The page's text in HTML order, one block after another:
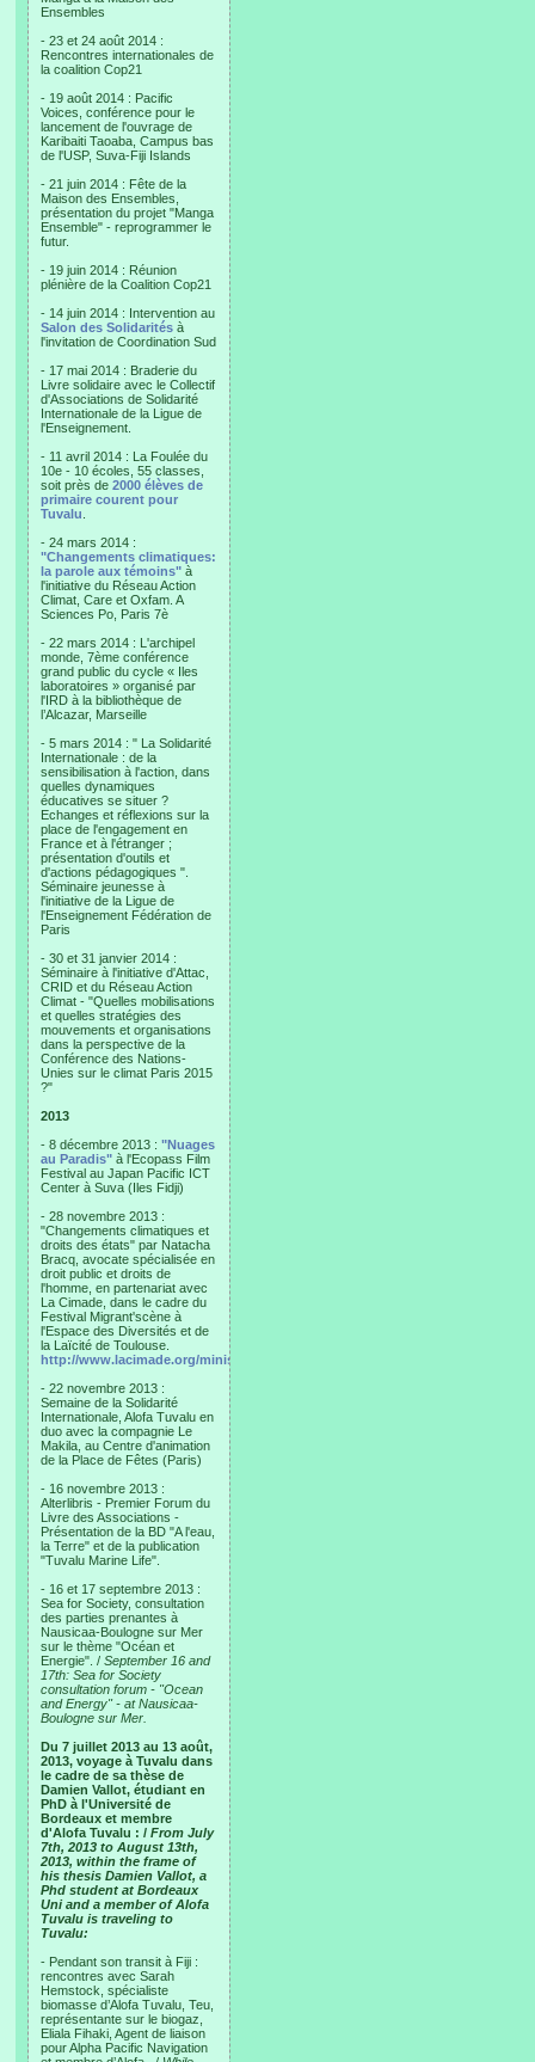
Ensembles
- 23 et 24 août 2014 :
Rencontres internationales de
la coalition Cop21
- 19 août 2014 : Pacific
Voices, conférence pour le
lancement de l'ouvrage de
Karibaiti Taoaba, Campus bas
de l'USP, Suva-Fiji Islands
- 21 juin 2014 : Fête de la
Maison des Ensembles,
présentation du projet "Manga
Ensemble" - reprogrammer le
futur.
- 19 juin 2014 : Réunion
plénière de la Coalition Cop21
- 14 juin 2014 : Intervention au
Salon des Solidarités à
l'invitation de Coordination Sud
- 17 mai 2014 : Braderie du
Livre solidaire avec le Collectif
d'Associations de Solidarité
Internationale de la Ligue de
l'Enseignement.
- 11 avril 2014 : La Foulée du
10e - 10 écoles, 55 classes,
soit près de 2000 élèves de
primaire courent pour
Tuvalu
- 24 mars 2014 :
"Changements climatiques:
la parole aux témoins" à
l'initiative du Réseau Action
Climat, Care et Oxfam. A
Sciences Po, Paris 7è
- 22 mars 2014 : L'archipel
monde, 7ème conférence
grand public du cycle « Iles
laboratoires » organisé par
l'IRD à la bibliothèque de
l’Alcazar, Marseille
- 5 mars 2014 : " La Solidarité
Internationale : de la
sensibilisation à l'action, dans
quelles dynamiques
éducatives se situer ?
Echanges et réflexions sur la
place de l'engagement en
France et à l'étranger ;
présentation d'outils et
d'actions pédagogiques ".
Séminaire jeunesse à
l'initiative de la Ligue de
l'Enseignement Fédération de
Paris
- 30 et 31 janvier 2014 :
Séminaire à l'initiative d'Attac,
CRID et du Réseau Action
Climat - "Quelles mobilisations
et quelles stratégies des
mouvements et organisations
dans la perspective de la
Conférence des Nations-
Unies sur le climat Paris 2015
?"
2013
- 8 décembre 2013 : "Nuages
au Paradis" à l'Ecopass Film
Festival au Japan Pacific ICT
Center à Suva (Iles Fidji)
- 28 novembre 2013 :
"Changements climatiques et
droits des états" par Natacha
Bracq, avocate spécialisée en
droit public et droits de
l'homme, en partenariat avec
La Cimade, dans le cadre du
Festival Migrant'scène à
l'Espace des Diversités et de
la Laïcité de Toulouse.
http://www.lacimade.org/minisites/migrantscene
- 22 novembre 2013 :
Semaine de la Solidarité
Internationale, Alofa Tuvalu en
duo avec la compagnie Le
Makila, au Centre d'animation
de la Place de Fêtes (Paris)
- 16 novembre 2013 :
Alterlibris - Premier Forum du
Livre des Associations -
Présentation de la BD "A l'eau,
la Terre" et de la publication
"Tuvalu Marine Life".
- 16 et 17 septembre 2013 :
Sea for Society, consultation
des parties prenantes à
Nausicaa-Boulogne sur Mer
sur le thème "Océan et
Energie". / September 16 and
17th: Sea for Society
consultation forum - "Ocean
and Energy" - at Nausicaa-
Boulogne sur Mer.
Du 7 juillet 2013 au 13 août,
2013, voyage à Tuvalu dans
le cadre de sa thèse de
Damien Vallot, étudiant en
PhD à l'Université de
Bordeaux et membre
d'Alofa Tuvalu : / From July
7th, 2013 to August 13th,
2013, within the frame of
his thesis Damien Vallot, a
Phd student at Bordeaux
Uni and a member of Alofa
Tuvalu is traveling to
Tuvalu:
- Pendant son transit à Fiji :
rencontres avec Sarah
Hemstock, spécialiste
biomasse d’Alofa Tuvalu, Teu,
représentante sur le biogaz,
Eliala Fihaki, Agent de liaison
pour Alpha Pacific Navigation